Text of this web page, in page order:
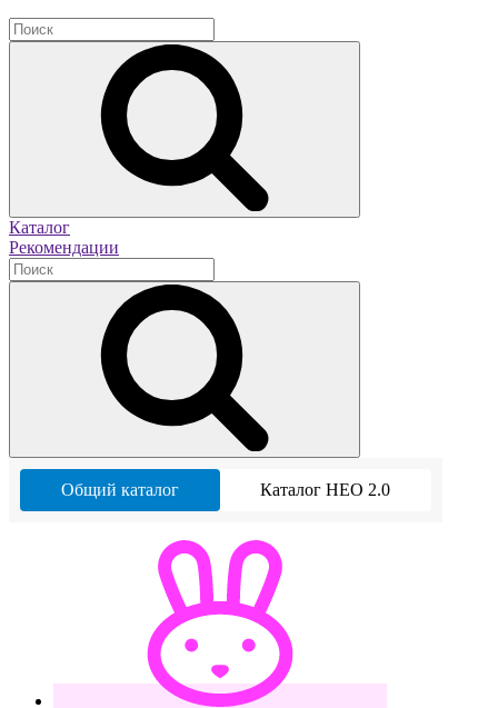
Каталог
Рекомендации
Общий каталог Каталог НЕО 2.0